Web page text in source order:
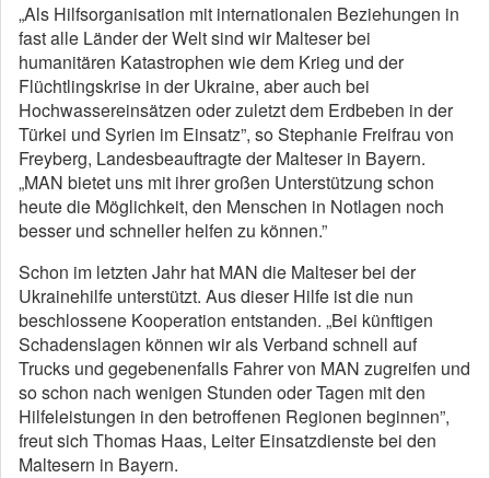
„Als Hilfsorganisation mit internationalen Beziehungen in
fast alle Länder der Welt sind wir Malteser bei
humanitären Katastrophen wie dem Krieg und der
Flüchtlingskrise in der Ukraine, aber auch bei
Hochwassereinsätzen oder zuletzt dem Erdbeben in der
Türkei und Syrien im Einsatz”, so Stephanie Freifrau von
Freyberg, Landesbeauftragte der Malteser in Bayern.
„MAN bietet uns mit ihrer großen Unterstützung schon
heute die Möglichkeit, den Menschen in Notlagen noch
besser und schneller helfen zu können.”
Schon im letzten Jahr hat MAN die Malteser bei der
Ukrainehilfe unterstützt. Aus dieser Hilfe ist die nun
beschlossene Kooperation entstanden. „Bei künftigen
Schadenslagen können wir als Verband schnell auf
Trucks und gegebenenfalls Fahrer von MAN zugreifen und
so schon nach wenigen Stunden oder Tagen mit den
Hilfeleistungen in den betroffenen Regionen beginnen”,
freut sich Thomas Haas, Leiter Einsatzdienste bei den
Maltesern in Bayern.